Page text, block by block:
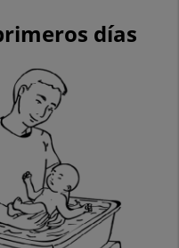
días